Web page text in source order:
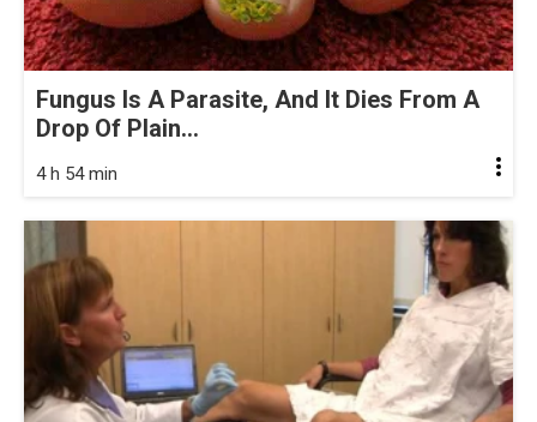
Fungus Is A Parasite, And It Dies From A
Drop Of Plain...
4 h 54 min